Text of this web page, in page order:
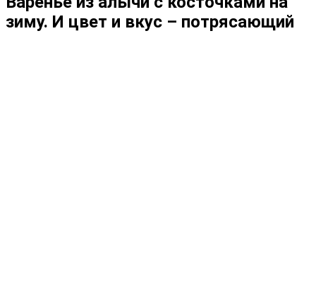
зиму. И цвет и вкус – потрясающий